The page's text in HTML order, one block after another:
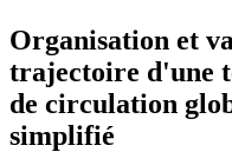
Organisation et
trajectoire d'une
de circulation
simplifié